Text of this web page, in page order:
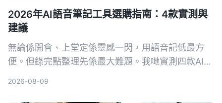
2026年AI語音筆記工具選購指南：4款實測與
建議
無論係開會、上堂定係靈感一閃，用語音記低最方
便。但錄完點整理先係最大難題。我哋實測四款AI語
2026-08-09